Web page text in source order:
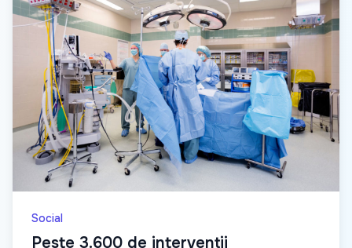
Social
Peste 3.600 de intervenții